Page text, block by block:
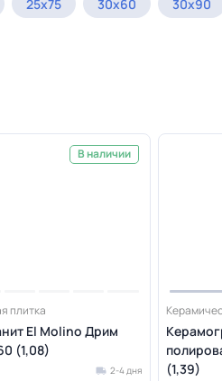
25x75 30x60 30x90
В наличии
плитка
El Molino Дрим
(1,08)
2-4 дня
(1,39)